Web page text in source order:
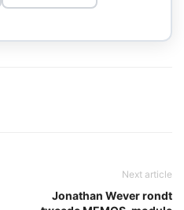
Next article
Jonathan Wever rondt